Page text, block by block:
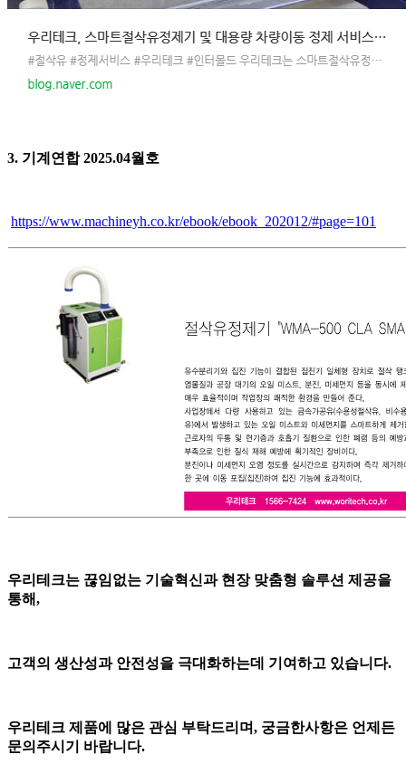
3. 기계연합 2025.04월호
https://www.machineyh.co.kr/ebook/ebook_202012/#page=101
우리테크는 끊임없는 기술혁신과 현장 맞춤형 솔루션 제공을
통해,
고객의 생산성과 안전성을 극대화하는데 기여하고 있습니다.
우리테크 제품에 많은 관심 부탁드리며, 궁금한사항은 언제든
문의주시기 바랍니다.